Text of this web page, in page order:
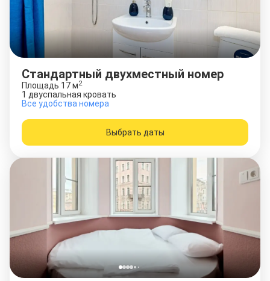
Стандартный двухместный номер
Площадь 17м2
1 двуспальная кровать
Все удобства номера
Выбрать даты